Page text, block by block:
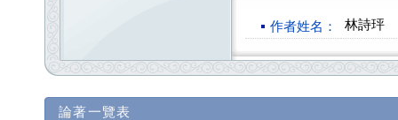
作者姓名： 林詩玶
論著一覽表